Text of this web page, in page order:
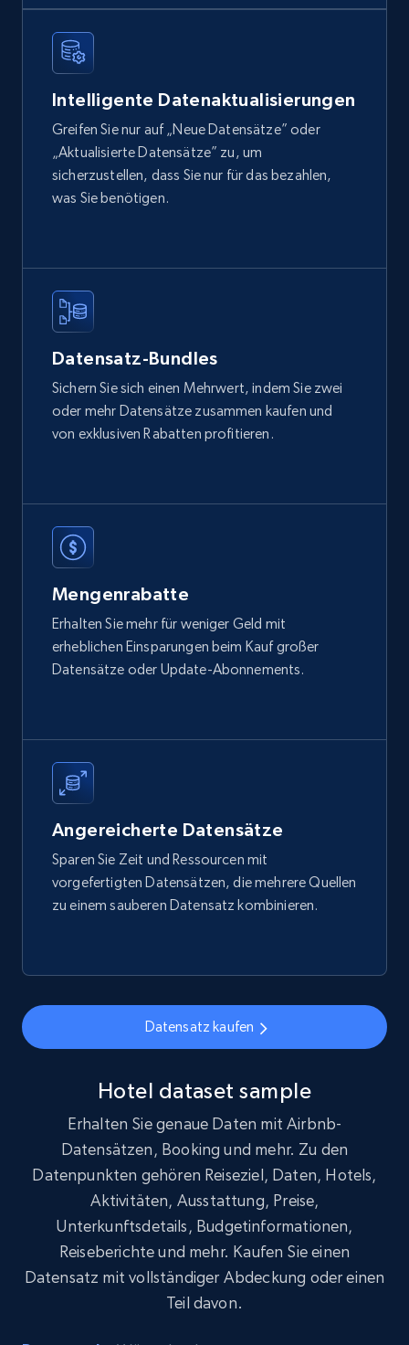
Intelligente Datenaktualisierungen
Greifen Sie nur auf „Neue Datensätze” oder
„Aktualisierte Datensätze” zu, um
sicherzustellen, dass Sie nur für das bezahlen,
was Sie benötigen.
Datensatz-Bundles
Sichern Sie sich einen Mehrwert, indem Sie zwei
oder mehr Datensätze zusammen kaufen und
von exklusiven Rabatten profitieren.
Mengenrabatte
Erhalten Sie mehr für weniger Geld mit
erheblichen Einsparungen beim Kauf großer
Datensätze oder Update-Abonnements.
Angereicherte Datensätze
Sparen Sie Zeit und Ressourcen mit
vorgefertigten Datensätzen, die mehrere Quellen
zu einem sauberen Datensatz kombinieren.
Datensatz kaufen
Hotel dataset sample
Erhalten Sie genaue Daten mit Airbnb-
Datensätzen, Booking und mehr. Zu den
Datenpunkten gehören Reiseziel, Daten, Hotels,
Aktivitäten, Ausstattung, Preise,
Unterkunftsdetails, Budgetinformationen,
Reiseberichte und mehr. Kaufen Sie einen
Datensatz mit vollständiger Abdeckung oder einen
Teil davon.